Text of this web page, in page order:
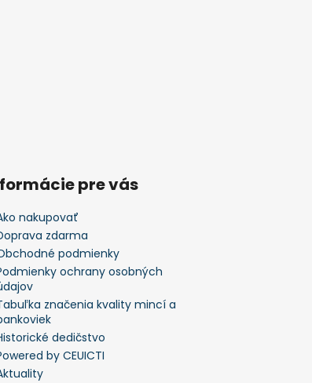
pre vás
nakupovať
zdarma
podmienky
ochrany osobných
značenia kvality mincí a
dedičstvo
by CEUICTI